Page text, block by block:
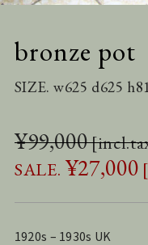
bronze pot
SIZE. w625 d625
¥99,000
¥27,000
1920s – 1930s UK